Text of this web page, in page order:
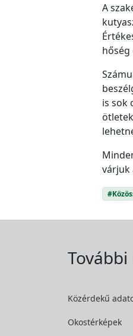
A
hőség
is sok
várjuk
Közérdekű
Okostérképek